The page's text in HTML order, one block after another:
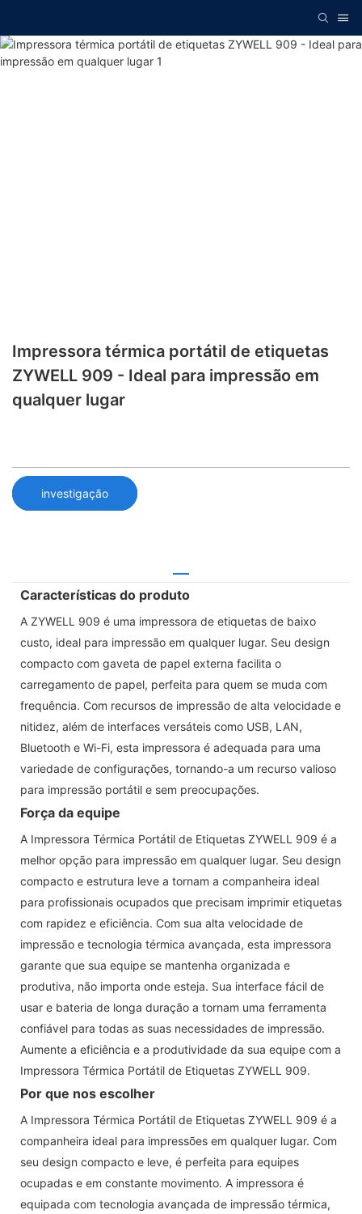
Impressora térmica portátil de etiquetas
ZYWELL 909 - Ideal para impressão em
qualquer lugar
investigação
Características do produto
A ZYWELL 909 é uma impressora de etiquetas de baixo
custo, ideal para impressão em qualquer lugar. Seu design
compacto com gaveta de papel externa facilita o
carregamento de papel, perfeita para quem se muda com
frequência. Com recursos de impressão de alta velocidade e
nitidez, além de interfaces versáteis como USB, LAN,
Bluetooth e Wi-Fi, esta impressora é adequada para uma
variedade de configurações, tornando-a um recurso valioso
para impressão portátil e sem preocupações.
Força da equipe
A Impressora Térmica Portátil de Etiquetas ZYWELL 909 é a
melhor opção para impressão em qualquer lugar. Seu design
compacto e estrutura leve a tornam a companheira ideal
para profissionais ocupados que precisam imprimir etiquetas
com rapidez e eficiência. Com sua alta velocidade de
impressão e tecnologia térmica avançada, esta impressora
garante que sua equipe se mantenha organizada e
produtiva, não importa onde esteja. Sua interface fácil de
usar e bateria de longa duração a tornam uma ferramenta
confiável para todas as suas necessidades de impressão.
Aumente a eficiência e a produtividade da sua equipe com a
Impressora Térmica Portátil de Etiquetas ZYWELL 909.
Por que nos escolher
A Impressora Térmica Portátil de Etiquetas ZYWELL 909 é a
companheira ideal para impressões em qualquer lugar. Com
seu design compacto e leve, é perfeita para equipes
ocupadas e em constante movimento. A impressora é
equipada com tecnologia avançada de impressão térmica,